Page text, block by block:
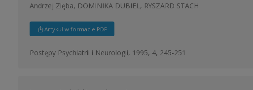
Andrzej Zięba, DOMINIKA DUBIEL, RYSZARD STACH
Artykuł w formacie PDF
Postępy Psychiatrii i Neurologii, 1995, 4, 245-251